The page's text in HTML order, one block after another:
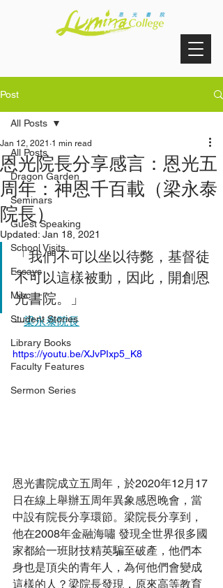
Post
All Posts
Dragon Garden
Seminars
Guest Speaking
School Visits
Essays
Misc
Student Stories
Library Books
Faculty Features
Sermon Series
All Posts
恩光院長分享感言：恩光五
周年：神恩千百載（梁永泰
院長）
Jan 12, 2021 1 min read
Updated: Jan 18, 2021
「我們不可以坐以待斃，基督徒
不可以這樣被動，因此，開創恩
光書院。」
—梁永泰院長
https://youtu.be/XJvPIxp5_K8
恩光書院成立五周年，於2020年12月17
日在線上舉辦五周年異象感恩晚會，當
中設有院長分享環節。梁院長分享到，
他在2008年金融海嘯 發現全世界很多國
家都給一班財技精英騙至破產，他們本
身也是頂尖的青年人，為何他們會變成
這樣的人？梁院長發現，原來高等教育